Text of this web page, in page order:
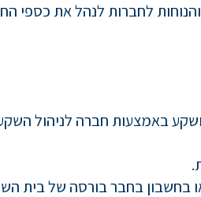
לחברות לנהל את כספי
באמצעות חברה לניהול
בחשבון בחבר בורסה של בית